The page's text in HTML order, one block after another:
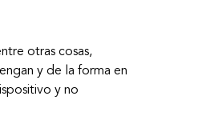
otras cosas,
y de la forma en
y no